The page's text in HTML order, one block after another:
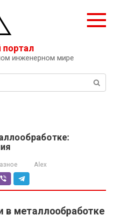
инженерном мире
Alex
в металлообработке